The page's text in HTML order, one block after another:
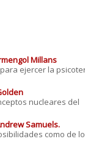
Millans
ejercer la
nucleares del
Samuels.
como de